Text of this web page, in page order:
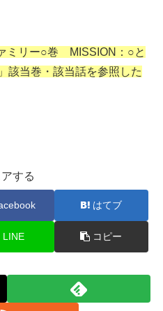
ミリー○巻 MISSION：○と
該当巻・該当話を参照した
する
はてブ
LINE コピー